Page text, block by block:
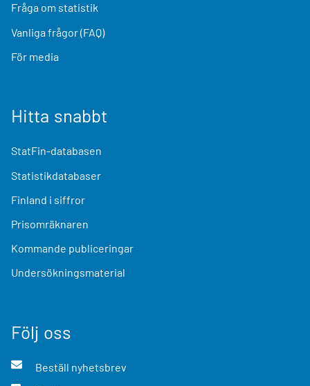
Fråga om statistik
Vanliga frågor (FAQ)
För media
Hitta snabbt
StatFin-databasen
Statistikdatabaser
Finland i siffror
Prisomräknaren
Kommande publiceringar
Undersökningsmaterial
Följ oss
Beställ nyhetsbrev